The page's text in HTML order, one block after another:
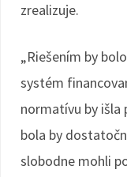
zrealizuje.
„Riešením by
systém
normatívu by išla
bola by
slobodne mohli